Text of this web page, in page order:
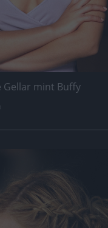
Gellar mint Buffy
Jön még kép!